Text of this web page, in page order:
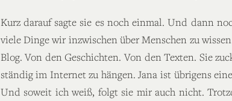
Kurz darauf sagte sie es noch einmal. Und dann
viele Dinge wir inzwischen über Menschen zu
Blog. Von den Geschichten. Von den Texten. Sie
ständig im Internet zu hängen. Jana ist übrigens
Und soweit ich weiß, folgt sie mir auch nicht.